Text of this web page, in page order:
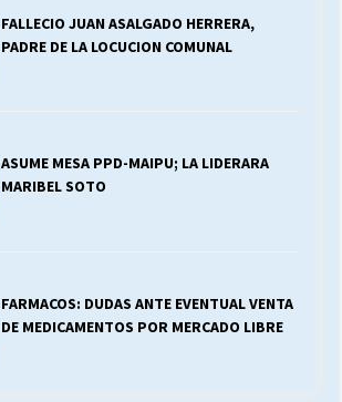
FALLECIO JUAN ASALGADO HERRERA,
PADRE DE LA LOCUCION COMUNAL
ASUME MESA PPD-MAIPU; LA LIDERARA
MARIBEL SOTO
FARMACOS: DUDAS ANTE EVENTUAL VENTA
DE MEDICAMENTOS POR MERCADO LIBRE